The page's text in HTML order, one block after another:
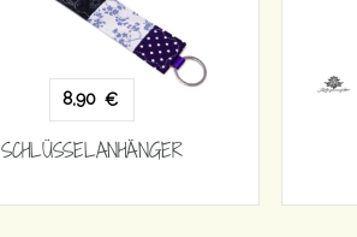
8,90 €
SCHLÜSSELANHÄNGER